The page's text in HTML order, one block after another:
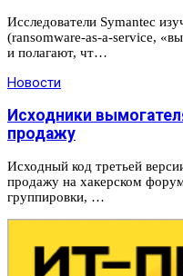
Исследователи Symantec
(ransomware-as-a-service,
и полагают, чт…
Новости
Исходники
продажу
Исходный код третьей
продажу на хакерском
группировки, …